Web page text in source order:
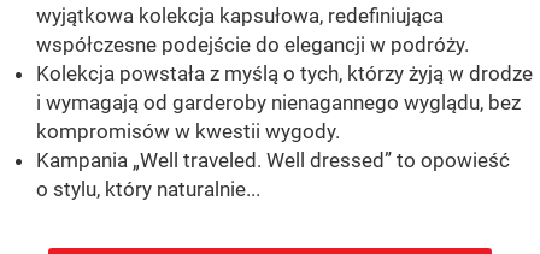
wyjątkowa kolekcja kapsułowa, redefiniująca
współczesne podejście do elegancji w podróży.
Kolekcja powstała z myślą o tych, którzy żyją w drodze
i wymagają od garderoby nienagannego wyglądu, bez
kompromisów w kwestii wygody.
Kampania „Well traveled. Well dressed” to opowieść
o stylu, który naturalnie...